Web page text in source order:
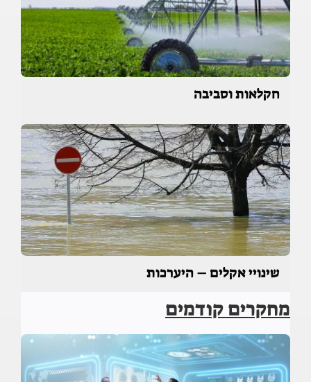
חקלאות וסביבה
שינויי אקלים – היערכות
מחקרים קודמים